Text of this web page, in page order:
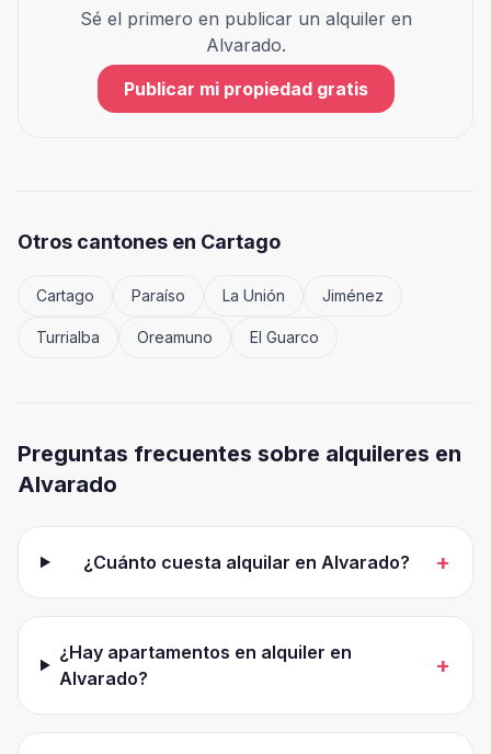
Sé el primero en publicar un alquiler en
Alvarado.
Publicar mi propiedad gratis
Otros cantones en Cartago
Cartago Paraíso La Unión Jiménez
Turrialba Oreamuno El Guarco
Preguntas frecuentes sobre alquileres en
Alvarado
¿Cuánto cuesta alquilar en Alvarado? +
¿Hay apartamentos en alquiler en
Alvarado?
+